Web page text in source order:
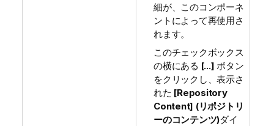
細が、このコンポーネ
ントによって再使用さ
れます。
このチェックボックス
の横にある [...] ボタン
をクリックし、表示さ
れた [Repository
Content] (リポジトリ
ーのコンテンツ)ダイ